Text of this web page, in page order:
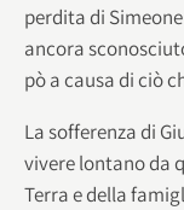
perdita di
ancora
pò a causa di ciò
La sofferenza di
vivere lontano da
Terra e della